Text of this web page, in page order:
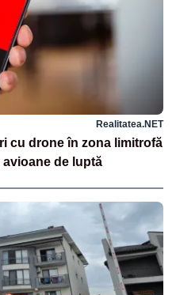
Realitatea.NET
cu drone în zona limitrofă
de luptă